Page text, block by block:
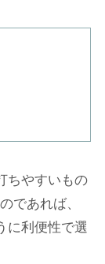
ちやすいもの
であれば、
に利便性で選